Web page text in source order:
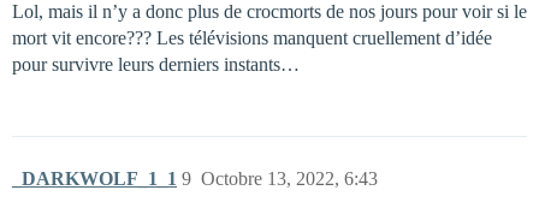
Lol, mais il n’y a donc plus de crocmorts de nos jours pour voir si le
mort vit encore??? Les télévisions manquent cruellement d’idée
pour survivre leurs derniers instants…
_DARKWOLF_1_1 Octobre 13, 2022, 6:43
9